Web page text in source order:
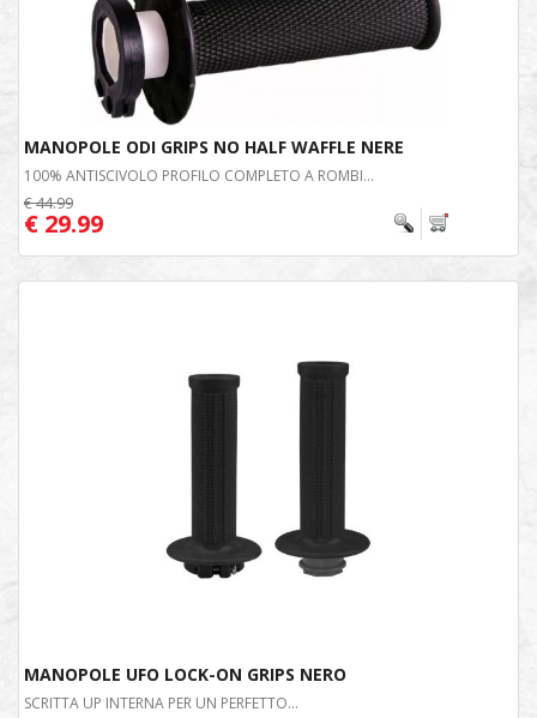
MANOPOLE ODI GRIPS NO HALF WAFFLE NERE
100% ANTISCIVOLO PROFILO COMPLETO A ROMBI...
€ 44.99
€ 29.99
MANOPOLE UFO LOCK-ON GRIPS NERO
SCRITTA UP INTERNA PER UN PERFETTO...